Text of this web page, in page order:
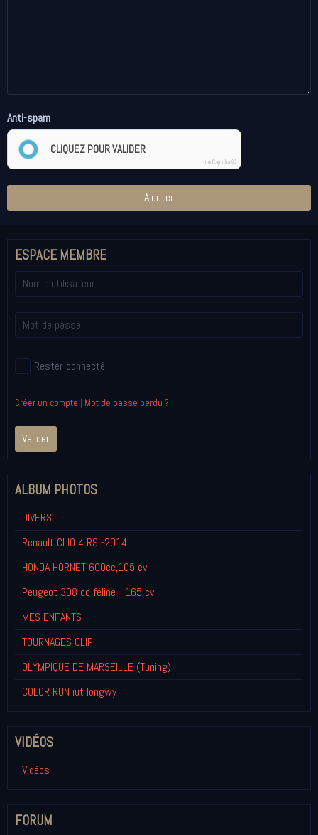
Anti-spam
CLIQUEZ POUR VALIDER
IconCaptcha ©
Ajouter
ESPACE MEMBRE
Rester connecté
Créer un compte | Mot de passe perdu ?
Valider
ALBUM PHOTOS
DIVERS
Renault CLIO 4 RS -2014
HONDA HORNET 600cc,105 cv
Peugeot 308 cc féline - 165 cv
MES ENFANTS
TOURNAGES CLIP
OLYMPIQUE DE MARSEILLE (Tuning)
COLOR RUN iut longwy
VIDÉOS
Vidéos
FORUM